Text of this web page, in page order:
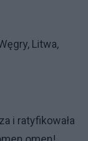
Litwa,
i ratyfikowała